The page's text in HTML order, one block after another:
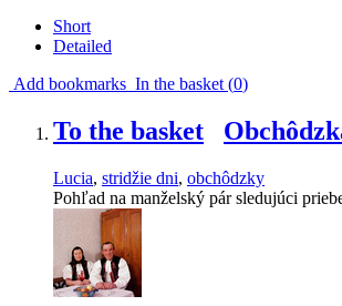
Short
Detailed
Add bookmarks In the basket (0)
To the basket
Lucia, stridžie dni, obchôdzky
Pohľad na manželský pár sledujúci